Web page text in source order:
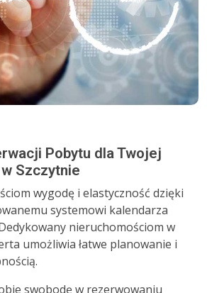
Pobytu dla Twojej
Szczytnie
wygodę i elastyczność dzięki
systemowi kalendarza
nieruchomościom w
umożliwia łatwe planowanie i
swobodę w rezerwowaniu